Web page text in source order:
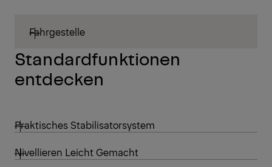
Fahrgestelle
Standardfunktionen
entdecken
Praktisches Stabilisatorsystem
Nivellieren Leicht Gemacht